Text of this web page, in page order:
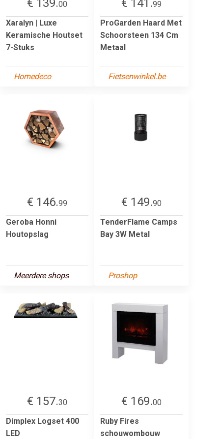
€ 139.00
Xaralyn | Luxe
Keramische Houtset
7-Stuks
Homedeco
€ 141.99
ProGarden Haard Met
Schoorsteen 134 Cm
Metaal
Fietsenwinkel.be
€ 146.99
Geroba Honni
Houtopslag
Meerdere shops
€ 149.90
TenderFlame Camps
Bay 3W Metal
Proshop
€ 157.30
Dimplex Logset 400
LED
€ 169.00
Ruby Fires
schouwombouw